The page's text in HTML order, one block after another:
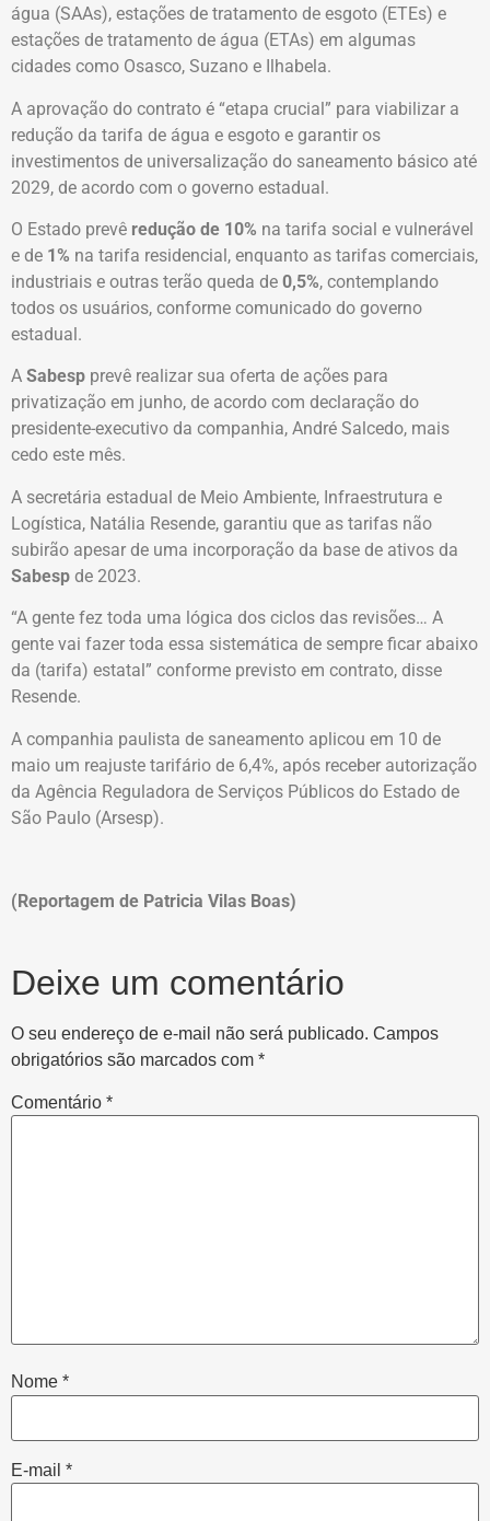
água (SAAs), estações de tratamento de esgoto (ETEs) e
estações de tratamento de água (ETAs) em algumas
cidades como Osasco, Suzano e Ilhabela.
A aprovação do contrato é “etapa crucial” para viabilizar a
redução da tarifa de água e esgoto e garantir os
investimentos de universalização do saneamento básico até
2029, de acordo com o governo estadual.
O Estado prevê redução de 10% na tarifa social e vulnerável
e de 1% na tarifa residencial, enquanto as tarifas comerciais,
industriais e outras terão queda de 0,5%, contemplando
todos os usuários, conforme comunicado do governo
estadual.
A Sabesp prevê realizar sua oferta de ações para
privatização em junho, de acordo com declaração do
presidente-executivo da companhia, André Salcedo, mais
cedo este mês.
A secretária estadual de Meio Ambiente, Infraestrutura e
Logística, Natália Resende, garantiu que as tarifas não
subirão apesar de uma incorporação da base de ativos da
Sabesp de 2023.
“A gente fez toda uma lógica dos ciclos das revisões… A
gente vai fazer toda essa sistemática de sempre ficar abaixo
da (tarifa) estatal” conforme previsto em contrato, disse
Resende.
A companhia paulista de saneamento aplicou em 10 de
maio um reajuste tarifário de 6,4%, após receber autorização
da Agência Reguladora de Serviços Públicos do Estado de
São Paulo (Arsesp).
(Reportagem de Patricia Vilas Boas)
Deixe um comentário
O seu endereço de e-mail não será publicado. Campos
obrigatórios são marcados com *
Comentário *
Nome *
E-mail *